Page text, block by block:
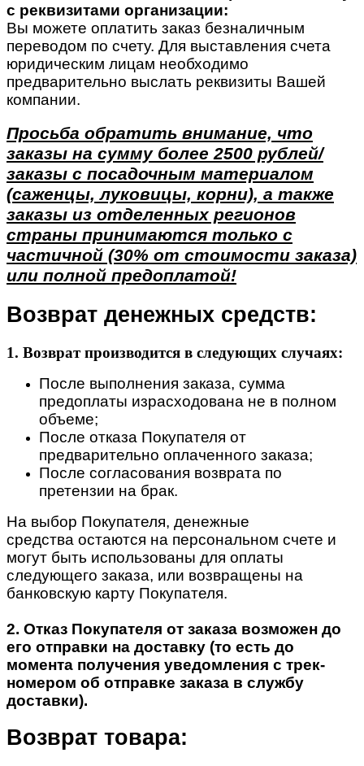
с реквизитами организации:
Вы можете оплатить заказ безналичным
переводом по счету. Для выставления счета
юридическим лицам необходимо
предварительно выслать реквизиты Вашей
компании.
Просьба обратить внимание, что
заказы на сумму более 2500 рублей/
заказы с посадочным материалом
(саженцы, луковицы, корни), а также
заказы из отделенных регионов
страны принимаются только с
частичной (30% от стоимости заказа)
или полной предоплатой!
Возврат денежных средств:
1. Возврат производится в следующих случаях:
После выполнения заказа, сумма
предоплаты израсходована не в полном
объеме;
После отказа Покупателя от
предварительно оплаченного заказа;
После согласования возврата по
претензии на брак.
На выбор Покупателя, денежные
средства остаются на персональном счете и
могут быть использованы для оплаты
следующего заказа, или возвращены на
банковскую карту Покупателя.
2. Отказ Покупателя от заказа возможен до
его отправки на доставку (то есть до
момента получения уведомления с трек-
номером об отправке заказа в службу
доставки).
Возврат товара: